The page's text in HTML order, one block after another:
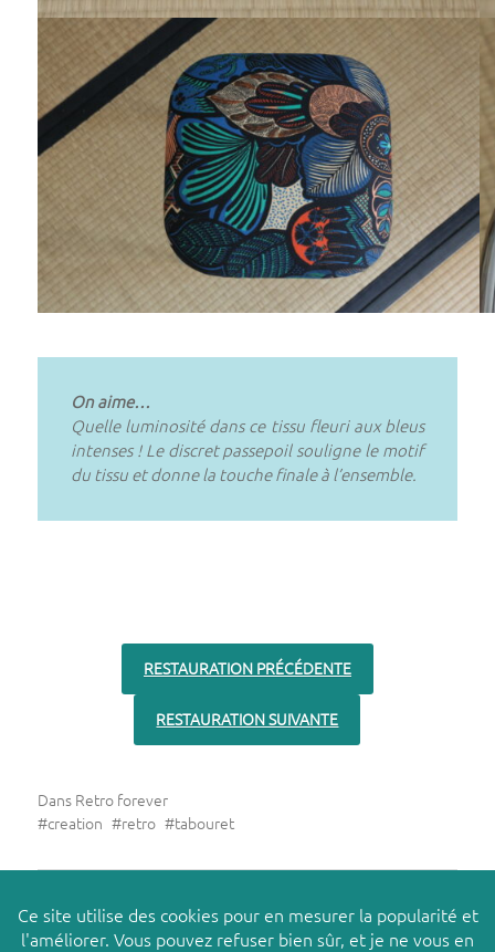
On aime…
Quelle luminosité dans ce tissu fleuri aux bleus
intenses ! Le discret passepoil souligne le motif
du tissu et donne la touche finale à l’ensemble.
RESTAURATION PRÉCÉDENTE
RESTAURATION SUIVANTE
Dans Retro forever
creation
retro tabouret